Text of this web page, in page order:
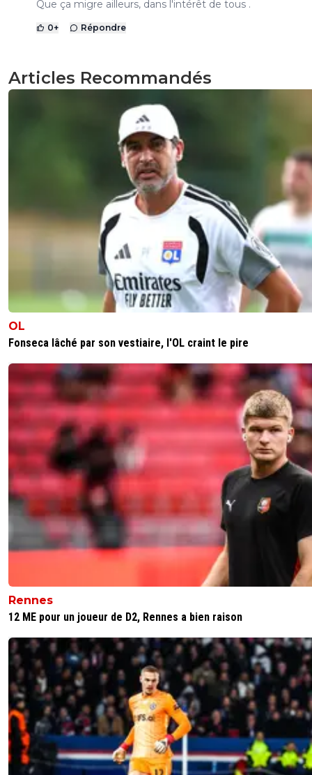
Que ça migre ailleurs, dans l'intérêt de tous .
0+ Répondre
Articles Recommandés
OL
Fonseca lâché par son vestiaire, l'OL craint le pire
Rennes
12 ME pour un joueur de D2, Rennes a bien raison